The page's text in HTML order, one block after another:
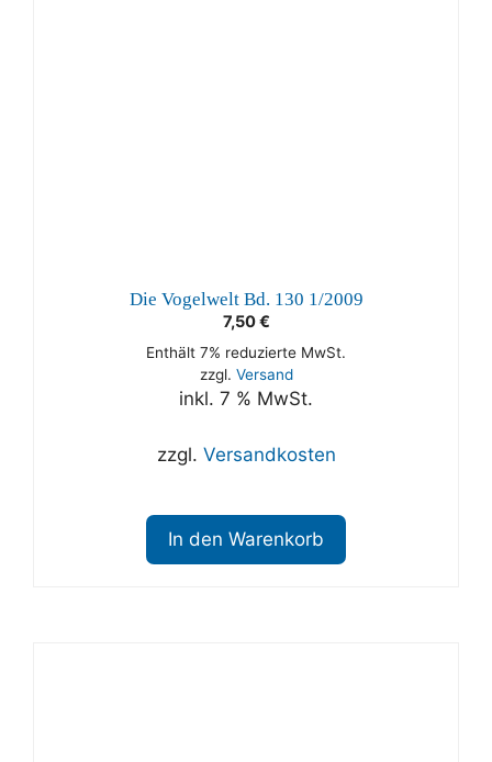
Die Vogelwelt Bd. 130 1/2009
7,50€
Enthält 7% reduzierte MwSt.
zzgl. Versand
inkl. 7 % MwSt.
zzgl. Versandkosten
In den Warenkorb